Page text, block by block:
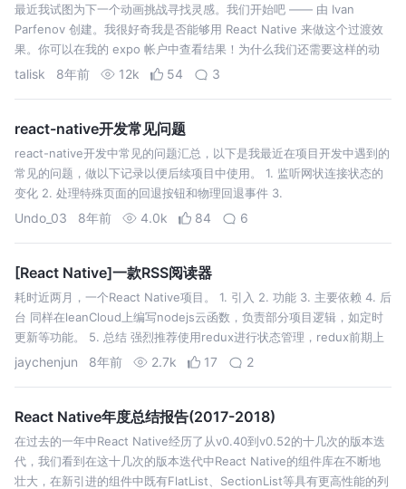
最近我试图为下一个动画挑战寻找灵感。我们开始吧 —— 由 Ivan
Parfenov 创建。我很好奇我是否能够用 React Native 来做这个过渡效
果。你可以在我的 expo 帐户中查看结果！为什么我们还需要这样的动
画？来读读 Pablo Stanley 写的绝佳的 UI…
talisk 8年前 12k 54 3
react-native开发常见问题
react-native开发中常见的问题汇总，以下是我最近在项目开发中遇到的
常见的问题，做以下记录以便后续项目中使用。 1. 监听网状连接状态的
变化 2. 处理特殊页面的回退按钮和物理回退事件 3.
createStackNavigator, createBottomTabNa…
Undo_03 8年前 4.0k 84 6
[React Native]一款RSS阅读器
耗时近两月，一个React Native项目。 1. 引入 2. 功能 3. 主要依赖 4. 后
台 同样在leanCloud上编写nodejs云函数，负责部分项目逻辑，如定时
更新等功能。 5. 总结 强烈推荐使用redux进行状态管理，redux前期上
手可能比较难，但后面绝对能…
jaychenjun 8年前 2.7k 17 2
React Native年度总结报告(2017-2018)
在过去的一年中React Native经历了从v0.40到v0.52的十几次的版本迭
代，我们看到在这十几次的版本迭代中React Native的组件库在不断地
壮大，在新引进的组件中既有FlatList、SectionList等具有更高性能的列